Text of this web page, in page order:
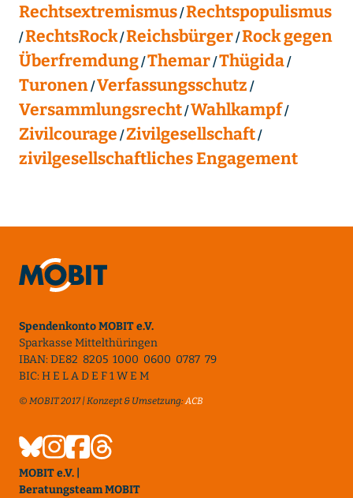
Rechtsextremismus Rechtspopulismus
RechtsRock Reichsbürger Rock gegen
Überfremdung Themar Thügida
Turonen Verfassungsschutz
Versammlungsrecht Wahlkampf
Zivilcourage Zivilgesellschaft
zivilgesellschaftliches Engagement
Spendenkonto MOBIT e.V.
Sparkasse Mittelthüringen
IBAN: DE82 8205 1000 0600 0787 79
BIC: H E L A D E F 1 W E M
© MOBIT 2017 | Konzept & Umsetzung:ACB
MOBIT e.V. |
Beratungsteam MOBIT